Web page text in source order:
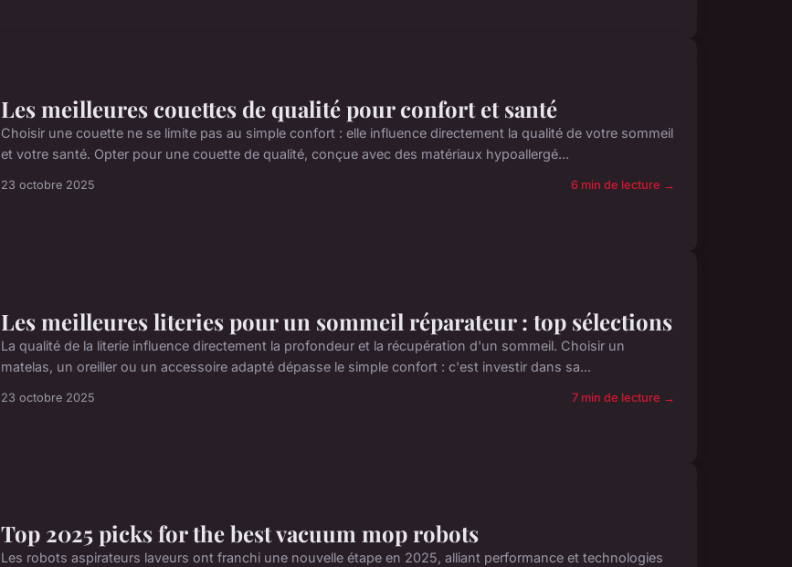
Les meilleures couettes de qualité pour confort et santé
Choisir une couette ne se limite pas au simple confort : elle influence directement la qualité de votre sommeil
et votre santé. Opter pour une couette de qualité, conçue avec des matériaux hypoallergé...
23 octobre 2025 6 min de lecture →
Les meilleures literies pour un sommeil réparateur : top sélections
La qualité de la literie influence directement la profondeur et la récupération d'un sommeil. Choisir un
matelas, un oreiller ou un accessoire adapté dépasse le simple confort : c'est investir dans sa...
23 octobre 2025 7 min de lecture →
Top 2025 picks for the best vacuum mop robots
Les robots aspirateurs laveurs ont franchi une nouvelle étape en 2025, alliant performance et technologies